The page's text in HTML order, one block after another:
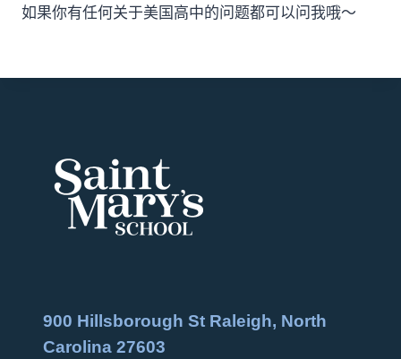
如果你有任何关于美国高中的问题都可以问我哦～
900 Hillsborough St Raleigh, North
Carolina 27603